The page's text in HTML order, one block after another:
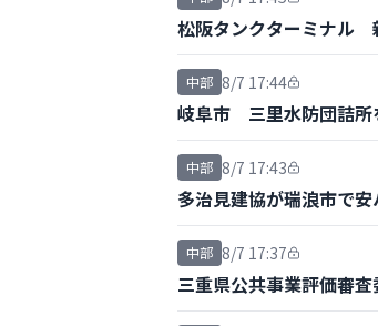
松阪タンクターミナル
中部 8/7 17:44
岐阜市 三里水防団詰所
中部 8/7 17:43
多治見建協が瑞浪市で
中部 8/7 17:37
三重県公共事業評価審